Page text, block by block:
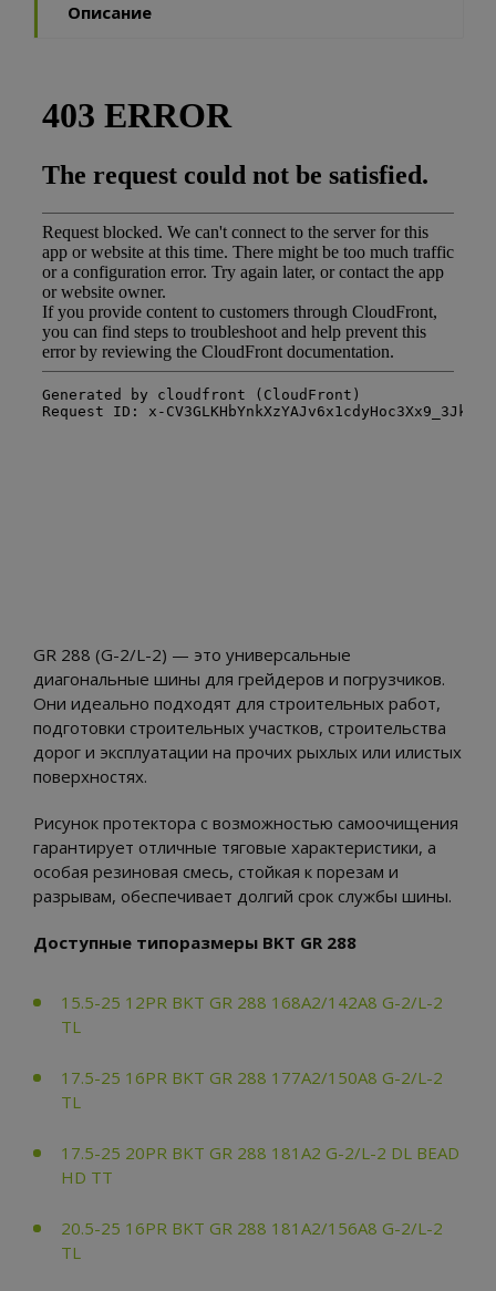
Описание
GR 288 (G-2/L-2) — это универсальные
диагональные шины для грейдеров и погрузчиков.
Они идеально подходят для строительных работ,
подготовки строительных участков, строительства
дорог и эксплуатации на прочих рыхлых или илистых
поверхностях.
Рисунок протектора с возможностью самоочищения
гарантирует отличные тяговые характеристики, а
особая резиновая смесь, стойкая к порезам и
разрывам, обеспечивает долгий срок службы шины.
Доступные типоразмеры BKT GR 288
15.5-25 12PR BKT GR 288 168A2/142A8 G-2/L-2
TL
17.5-25 16PR BKT GR 288 177A2/150A8 G-2/L-2
TL
17.5-25 20PR BKT GR 288 181A2 G-2/L-2 DL BEAD
HD TT
20.5-25 16PR BKT GR 288 181A2/156A8 G-2/L-2
TL